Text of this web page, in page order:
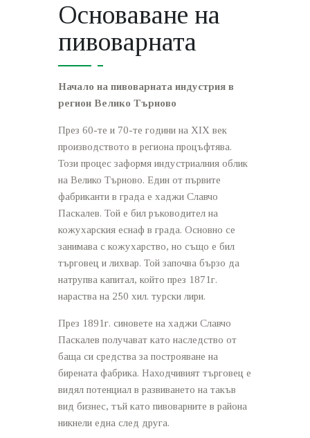
Основаване на
пивоварната
Начало на пивоварната индустрия в
регион Велико Търново
През 60-те и 70-те години на XIX век
производството в региона процъфтява.
Този процес заформя индустриалния облик
на Велико Търново. Един от първите
фабриканти в града е хаджи Славчо
Паскалев. Той е бил ръководител на
кожухарския еснаф в града. Основно се
занимава с кожухарство, но също е бил
търговец и лихвар. Той започва бързо да
натрупва капитал, който през 1871г.
нараства на 250 хил. турски лири.
През 1891г. синовете на хаджи Славчо
Паскалев получават като наследство от
баща си средства за построяване на
бирената фабрика. Находчивият търговец е
видял потенциал в развиването на такъв
вид бизнес, тъй като пивоварните в района
никнели една след друга.